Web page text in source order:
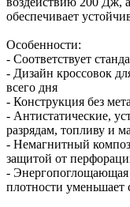
обеспечивает
Особенности:
- Соответствует
- Дизайн кроссовок
всего дня
- Конструкция без
- Антистатические,
разрядам, топливу и
- Немагнитный
защитой от
- Энергопоглощающая
плотности уменьшает